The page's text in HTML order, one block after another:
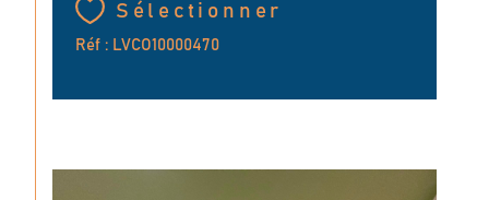
Sélectionner
Réf : LVCO10000470